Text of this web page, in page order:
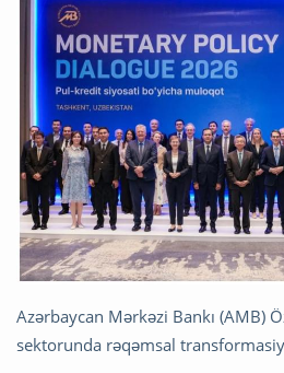
Azərbaycan Mərkəzi Bankı (AMB)
sektorunda rəqəmsal